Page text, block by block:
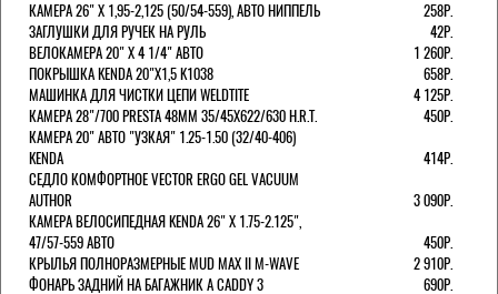
КАМЕРА 26" X 1,95-2,125 (50/54-559), АВТО НИППЕЛЬ
258Р.
ЗАГЛУШКИ ДЛЯ РУЧЕК НА РУЛЬ
42Р.
ВЕЛОКАМЕРА 20" Х 4 1/4" АВТО
1 260Р.
ПОКРЫШКА KENDA 20"Х1,5 K1038
658Р.
МАШИНКА ДЛЯ ЧИСТКИ ЦЕПИ WELDTITE
4 125Р.
КАМЕРА 28"/700 PRESTA 48ММ 35/45Х622/630 H.R.T.
450Р.
КАМЕРА 20" АВТО "УЗКАЯ" 1.25-1.50 (32/40-406)
KENDA
414Р.
СЕДЛО КОМФОРТНОЕ VECTOR ERGO GEL VACUUM
AUTHOR
3 090Р.
КАМЕРА ВЕЛОСИПЕДНАЯ KENDA 26" Х 1.75-2.125",
47/57-559 АВТО
450Р.
КРЫЛЬЯ ПОЛНОРАЗМЕРНЫЕ MUD MAX II M-WAVE
2 910Р.
ФОНАРЬ ЗАДНИЙ НА БАГАЖНИК A CADDY 3
690Р.